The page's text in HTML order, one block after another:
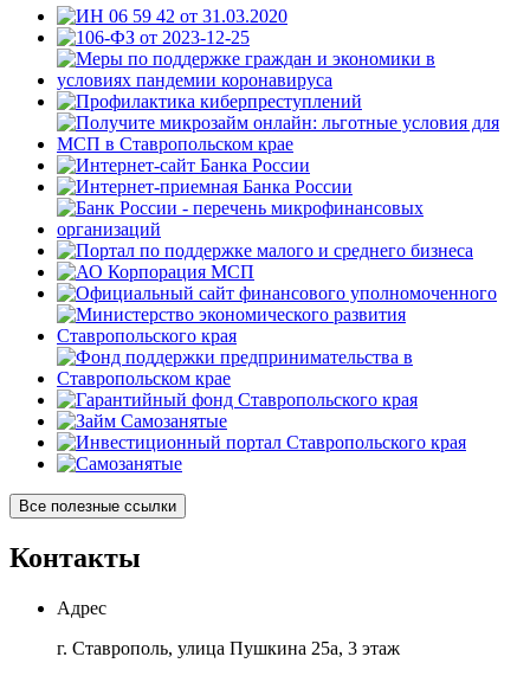
Все полезные ссылки
Контакты
Адрес
г. Ставрополь, улица Пушкина 25а, 3 этаж